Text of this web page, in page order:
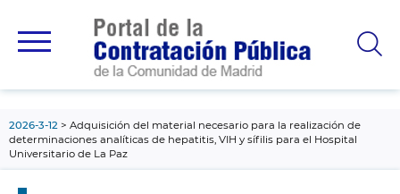
principal
2026-3-12
Adquisición del material necesario para la realización de
determinaciones analíticas de hepatitis, VIH y sífilis para el Hospital
Universitario de La Paz